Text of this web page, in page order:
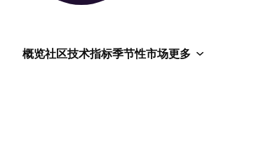
概览社区技术指标季节性市场更多